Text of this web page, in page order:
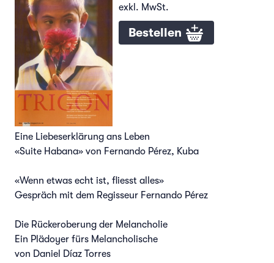
exkl. MwSt.
Bestellen
Eine Liebeserklärung ans Leben
«Suite Habana» von Fernando Pérez, Kuba
«Wenn etwas echt ist, fliesst alles»
Gespräch mit dem Regisseur Fernando Pérez
Die Rückeroberung der Melancholie
Ein Plädoyer fürs Melancholische
von Daniel Díaz Torres